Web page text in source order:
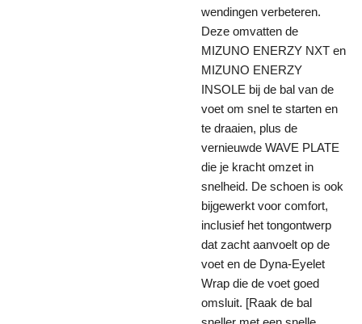
wendingen verbeteren.
Deze omvatten de
MIZUNO ENERZY NXT en
MIZUNO ENERZY
INSOLE bij de bal van de
voet om snel te starten en
te draaien, plus de
vernieuwde WAVE PLATE
die je kracht omzet in
snelheid. De schoen is ook
bijgewerkt voor comfort,
inclusief het tongontwerp
dat zacht aanvoelt op de
voet en de Dyna-Eyelet
Wrap die de voet goed
omsluit. [Raak de bal